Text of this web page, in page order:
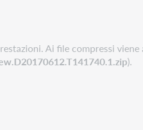
Ai file compressi
).